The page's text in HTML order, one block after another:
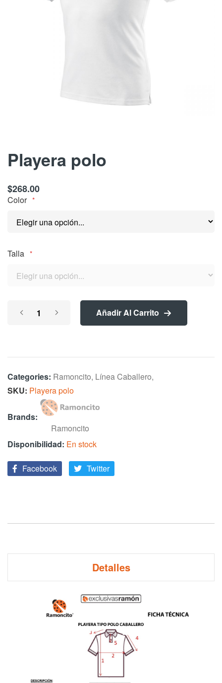
to
beginning
of
the
Playera polo
$268.00
Color
Talla
Añadir Al Carrito
Categories: Ramoncito, Línea Caballero,
SKU Playera polo
Brands:
Ramoncito
En stock
Facebook Twitter
Detalles